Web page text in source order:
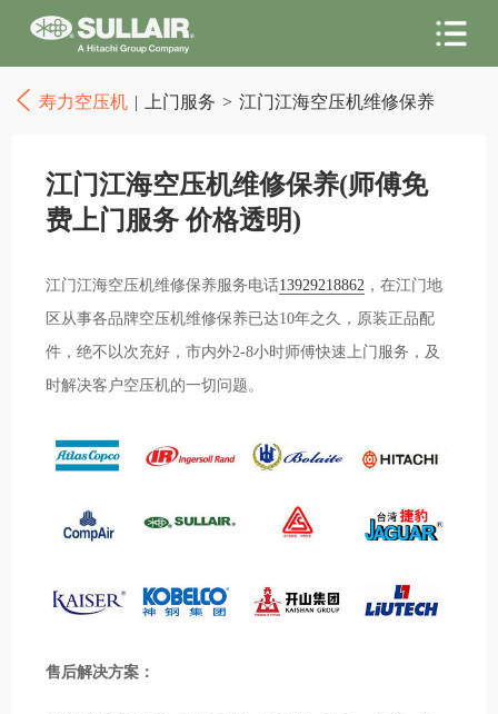
寿力空压机 | 上门服务 > 江门江海空压机维修保养
江门江海空压机维修保养(师傅免
费上门服务 价格透明)
江门江海空压机维修保养服务电话13929218862 ，在江门地
区从事各品牌空压机维修保养已达10年之久，原装正品配
件，绝不以次充好，市内外2-8小时师傅快速上门服务，及
时解决客户空压机的一切问题。
售后解决方案：